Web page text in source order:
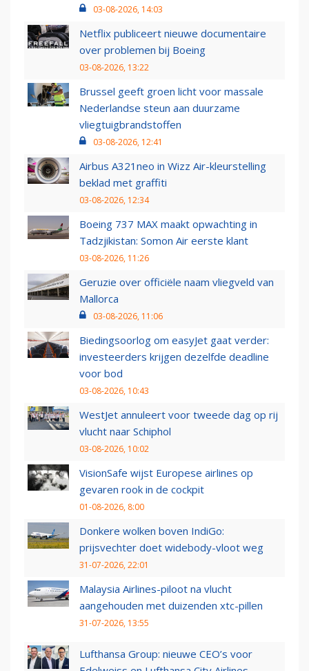
03-08-2026, 14:03
Netflix publiceert nieuwe documentaire
over problemen bij Boeing
03-08-2026, 13:22
Brussel geeft groen licht voor massale
Nederlandse steun aan duurzame
vliegtuigbrandstoffen
03-08-2026, 12:41
Airbus A321neo in Wizz Air-kleurstelling
beklad met graffiti
03-08-2026, 12:34
Boeing 737 MAX maakt opwachting in
Tadzjikistan: Somon Air eerste klant
03-08-2026, 11:26
Geruzie over officiële naam vliegveld van
Mallorca
03-08-2026, 11:06
Biedingsoorlog om easyJet gaat verder:
investeerders krijgen dezelfde deadline
voor bod
03-08-2026, 10:43
WestJet annuleert voor tweede dag op rij
vlucht naar Schiphol
03-08-2026, 10:02
VisionSafe wijst Europese airlines op
gevaren rook in de cockpit
01-08-2026, 8:00
Donkere wolken boven IndiGo:
prijsvechter doet widebody-vloot weg
31-07-2026, 22:01
Malaysia Airlines-piloot na vlucht
aangehouden met duizenden xtc-pillen
31-07-2026, 13:55
Lufthansa Group: nieuwe CEO’s voor